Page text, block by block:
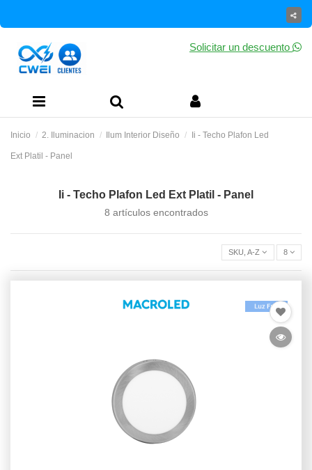
Solicitar un descuento
Inicio 2. Iluminacion Ilum Interior Diseño Ii - Techo Plafon Led
Ext Platil - Panel
Ii - Techo Plafon Led Ext Platil - Panel
8 artículos encontrados
SKU,